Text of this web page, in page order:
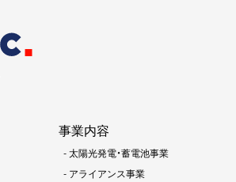
事業内容
-太陽光発電・蓄電池事業
- アライアンス事業